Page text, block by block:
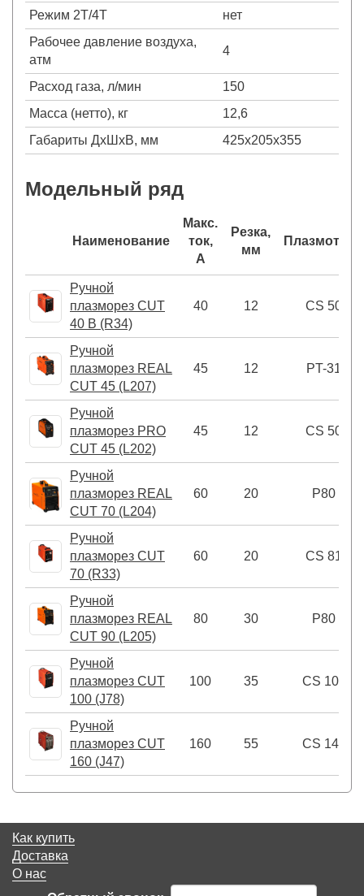
Режим 2Т/4Т
нет
Рабочее давление воздуха,
атм
4
Расход газа, л/мин
150
Масса (нетто), кг
12,6
Габариты ДхШхВ, мм
425x205x355
Модельный ряд
Наименование
Макс.
ток,
А
Резка,
мм
Плазмотрон
Ручной
плазморез CUT
40 В (R34)
40 12 CS 50
Ручной
плазморез REAL
CUT 45 (L207)
45 12 PT-31
Ручной
плазморез PRO
CUT 45 (L202)
45 12 CS 50
Ручной
плазморез REAL
CUT 70 (L204)
60 20 P80
Ручной
плазморез CUT
70 (R33)
60 20 CS 81
Ручной
плазморез REAL
CUT 90 (L205)
80 30 P80
Ручной
плазморез CUT
100 (J78)
100 35 CS 101
Ручной
плазморез CUT
160 (J47)
160 55 CS 141
Как купить
Доставка
О нас